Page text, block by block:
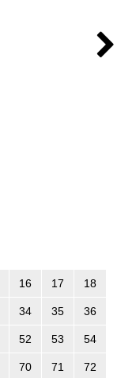
16 17 18
34 35 36
52 53 54
70 71 72